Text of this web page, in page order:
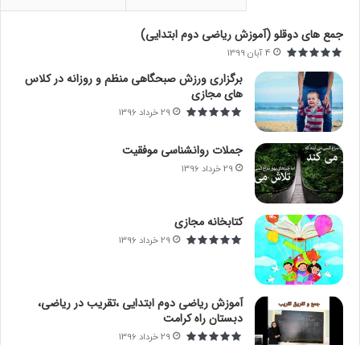
جمع های دوقلو (آموزش ریاضی دوم ابتدایی)
4 آبان 1399
برگزاری ورزش صبحگاهی منظم و روزانه در کلاس
های مجازی
29 خرداد 1396
جملات روانشناسی موفقیت
29 خرداد 1396
کتابخانه مجازی
29 خرداد 1396
آموزش ریاضی دوم ابتدایی ،تقریب در ریاضی،
دبستان راه کرامت
29 خرداد 1396